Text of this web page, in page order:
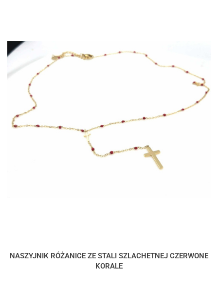
NASZYJNIK RÓŻANICE ZE STALI SZLACHETNEJ CZERWONE
KORALE